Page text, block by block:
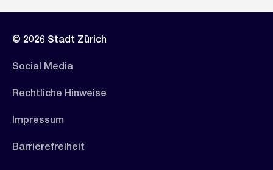
© 2026 Stadt Zürich
Social Media
Rechtliche Hinweise
Impressum
Barrierefreiheit